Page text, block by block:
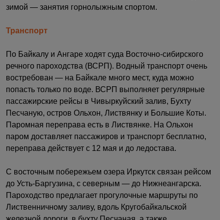
зимой — занятия горнолыжным спортом.
Транспорт
По Байкалу и Ангаре ходят суда Восточно-сибирского
речного пароходства (ВСРП). Водный транспорт очень
востребован — на Байкале много мест, куда можно
попасть только по воде. ВСРП выполняет регулярные
пассажирские рейсы в Чивыркуйский залив, Бухту
Песчаную, остров Ольхон, Листвянку и Большие Коты.
Паромная переправа есть в Листвянке. На Ольхон
паром доставляет пассажиров и транспорт бесплатно,
переправа действует с 12 мая и до ледостава.
С восточным побережьем озера Иркутск связан рейсом
до Усть-Баргузина, с северным — до Нижнеангарска.
Пароходство предлагает прогулочные маршруты по
Лиственничному заливу, вдоль Кругобайкальской